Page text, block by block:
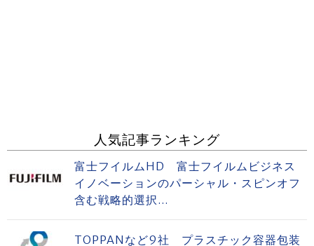
人気記事ランキング
富士フイルムHD 富士フイルムビジネス
イノベーションのパーシャル・スピンオフ
含む戦略的選択...
TOPPANなど9社 プラスチック容器包装